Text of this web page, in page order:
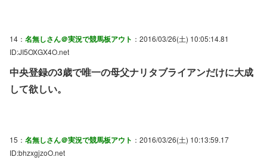
14： 名無しさん＠実況で競馬板アウト ：2016/03/26(土) 10:05:14.81
ID:JI5OXGX4O.net
中央登録の3歳で唯一の母父ナリタブライアンだけに大成
して欲しい。
15： 名無しさん＠実況で競馬板アウト ：2016/03/26(土) 10:13:59.17
ID:bhzxgjzoO.net